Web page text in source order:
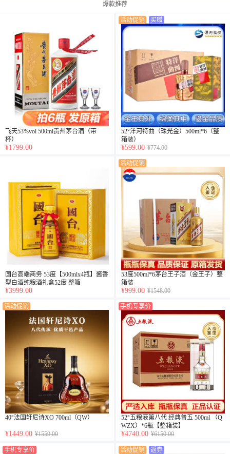
爆款推荐
飞天53%vol 500ml贵州茅台酒（带
杯）
¥1799.00
活动促销 买赠
52°洋河特曲（珠光金）500ml*6（整
箱装）
¥599.00 ¥774.00
国台高端商务 53度【500mlx4瓶】酱香
型白酒纯粮酒礼盒52度 整箱
¥3999.00
活动促销
53度500ml*6茅台王子酒（金王子）整
箱装
¥999.00 ¥1548.00
活动促销
40°法国轩尼诗XO 700ml（QW）
¥1449.00 ¥1559.00
手机专享价
52°五粮液第八代 经典普五 500ml （Q
WZX）*6瓶【整箱装】
¥4740.00 ¥6150.00
手机专享价 活动促销 返券